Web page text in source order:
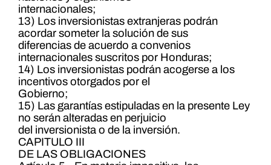
internacionales;
13) Los inversionistas extranjeras podrán
acordar someter la solución de sus
diferencias de acuerdo a convenios
internacionales suscritos por Honduras;
14) Los inversionistas podrán acogerse a los
incentivos otorgados por el
Gobierno;
15) Las garantías estipuladas en la presente Ley
no serán alteradas en perjuicio
del inversionista o de la inversión.
CAPITULO III
DE LAS OBLIGACIONES